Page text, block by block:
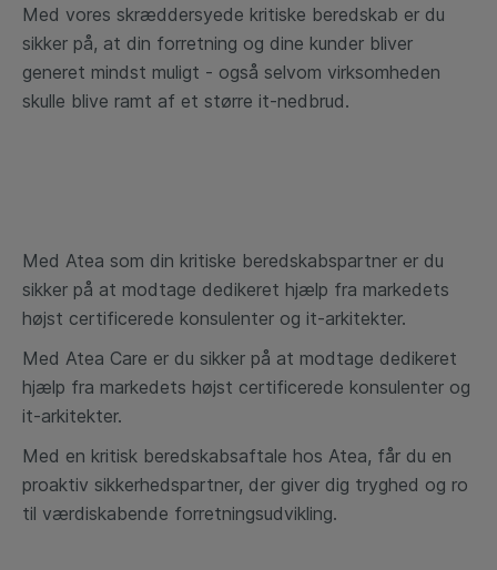
Med vores skræddersyede kritiske beredskab er du
sikker på, at din forretning og dine kunder bliver
generet mindst muligt - også selvom virksomheden
skulle blive ramt af et større it-nedbrud.
Med Atea som din kritiske beredskabspartner er du
sikker på at modtage dedikeret hjælp fra markedets
højst certificerede konsulenter og it-arkitekter.
Med Atea Care er du sikker på at modtage dedikeret
hjælp fra markedets højst certificerede konsulenter og
it-arkitekter.
Med en kritisk beredskabsaftale hos Atea, får du en
proaktiv sikkerhedspartner, der giver dig tryghed og ro
til værdiskabende forretningsudvikling.